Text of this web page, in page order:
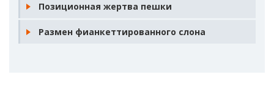
Позиционная жертва пешки
Размен фианкеттированного слона